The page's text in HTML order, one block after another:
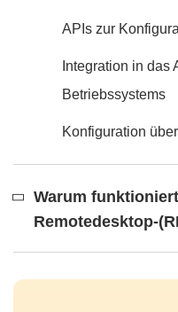
APIs zur
Integration in das
Betriebssystems
Konfiguration
Warum
Remotedesktop-